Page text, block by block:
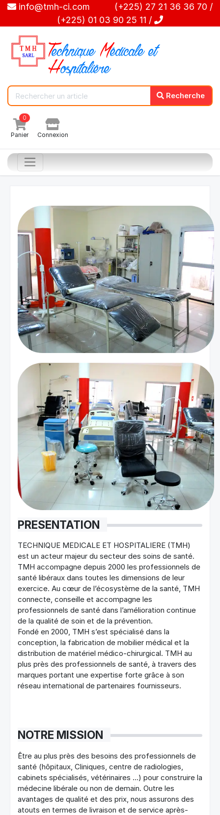
info@tmh-ci.com (+225) 27 21 36 36 70 /
(+225) 01 03 90 25 11 /
TechniqueMédicale et
Hospitalière
Recherche
0
Panier Connexion
PRESENTATION
TECHNIQUE MEDICALE ET HOSPITALIERE (TMH)
est un acteur majeur du secteur des soins de santé.
TMH accompagne depuis 2000 les professionnels de
santé libéraux dans toutes les dimensions de leur
exercice. Au cœur de l’écosystème de la santé, TMH
connecte, conseille et accompagne les
professionnels de santé dans l’amélioration continue
de la qualité de soin et de la prévention.
Fondé en 2000, TMH s’est spécialisé dans la
conception, la fabrication de mobilier médical et la
distribution de matériel médico-chirurgical. TMH au
plus près des professionnels de santé, à travers des
marques portant une expertise forte grâce à son
réseau international de partenaires fournisseurs.
NOTRE MISSION
Être au plus près des besoins des professionnels de
santé (hôpitaux, Cliniques, centre de radiologies,
cabinets spécialisés, vétérinaires …) pour construire la
médecine libérale ou non de demain. Outre les
avantages de qualité et des prix, nous assurons des
atouts en termes de livraison et de service après-